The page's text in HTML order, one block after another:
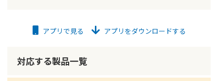
アプリで見る アプリをダウンロードする
対応する製品一覧